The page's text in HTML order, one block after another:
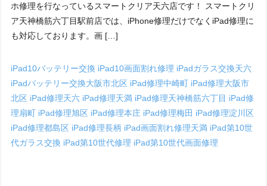
ホ修理を行なっているスマートクリア天六店です！ スマートクリ
ア天神橋筋六丁目駅前店では、iPhone修理だけでなくiPad修理に
も対応しております。画 […]
iPad10バッテリー交換 iPad10画面割れ修理 iPadガラス交換天六
iPadバッテリー交換大阪市北区 iPad修理中崎町 iPad修理大阪市
北区 iPad修理天六 iPad修理天満 iPad修理天神橋筋六丁目 iPad修
理扇町 iPad修理旭区 iPad修理本庄 iPad修理梅田 iPad修理淀川区
iPad修理都島区 iPad修理長柄 iPad画面割れ修理天満 iPad第10世
代ガラス交換 iPad第10世代修理 iPad第10世代画面修理